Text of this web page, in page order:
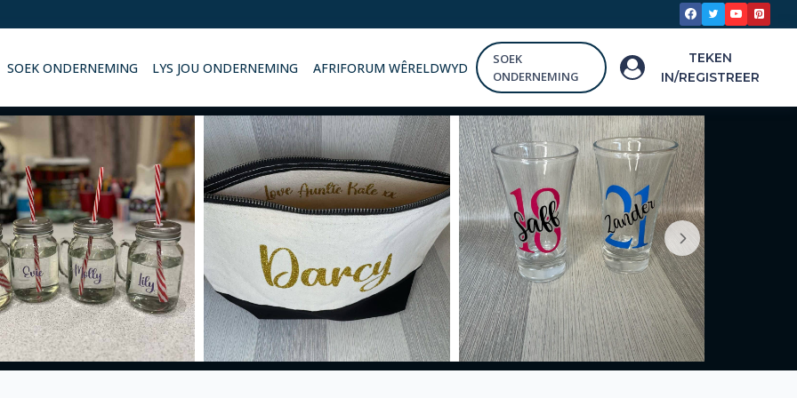
SOEK ONDERNEMING LYS JOU ONDERNEMING AFRIFORUM WÊRELDWYD
SOEK
ONDERNEMING
TEKEN
IN/REGISTREER